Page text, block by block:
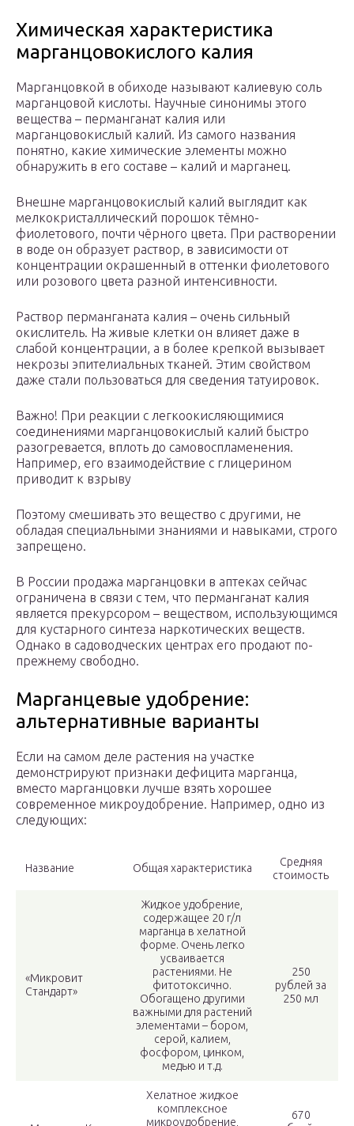
Химическая характеристика
марганцовокислого калия
Марганцовкой в обиходе называют калиевую соль
марганцовой кислоты. Научные синонимы этого
вещества – перманганат калия или
марганцовокислый калий. Из самого названия
понятно, какие химические элементы можно
обнаружить в его составе – калий и марганец.
Внешне марганцовокислый калий выглядит как
мелкокристаллический порошок тёмно-
фиолетового, почти чёрного цвета. При растворении
в воде он образует раствор, в зависимости от
концентрации окрашенный в оттенки фиолетового
или розового цвета разной интенсивности.
Раствор перманганата калия – очень сильный
окислитель. На живые клетки он влияет даже в
слабой концентрации, а в более крепкой вызывает
некрозы эпителиальных тканей. Этим свойством
даже стали пользоваться для сведения татуировок.
Важно! При реакции с легкоокисляющимися
соединениями марганцовокислый калий быстро
разогревается, вплоть до самовоспламенения.
Например, его взаимодействие с глицерином
приводит к взрыву
Поэтому смешивать это вещество с другими, не
обладая специальными знаниями и навыками, строго
запрещено.
В России продажа марганцовки в аптеках сейчас
ограничена в связи с тем, что перманганат калия
является прекурсором – веществом, использующимся
для кустарного синтеза наркотических веществ.
Однако в садоводческих центрах его продают по-
прежнему свободно.
Марганцевые удобрение:
альтернативные варианты
Если на самом деле растения на участке
демонстрируют признаки дефицита марганца,
вместо марганцовки лучше взять хорошее
современное микроудобрение. Например, одно из
следующих:
Название Общая характеристика
Средняя
стоимость
«Микровит
Стандарт»
Жидкое удобрение,
содержащее 20 г/л
марганца в хелатной
форме. Очень легко
усваивается
растениями. Не
фитотоксично.
Обогащено другими
важными для растений
элементами – бором,
серой, калием,
фосфором, цинком,
медью и т.д.
250
рублей за
250 мл
Хелатное жидкое
комплексное
микроудобрение,
670